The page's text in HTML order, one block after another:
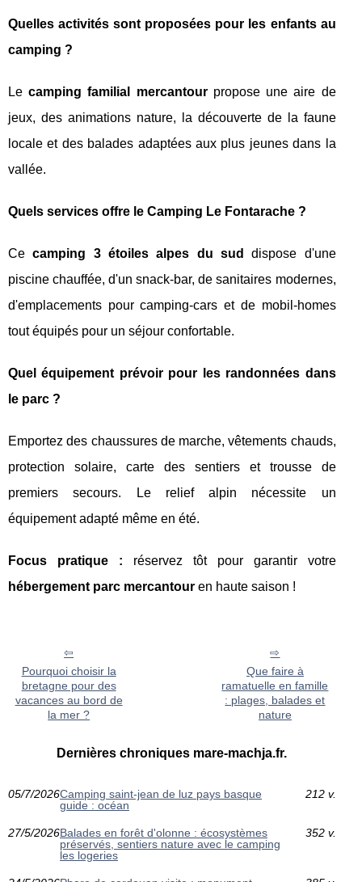
Quelles activités sont proposées pour les enfants au
camping ?
Lecamping familial mercantourpropose une aire de
jeux, des animations nature, la découverte de la faune
locale et des balades adaptées aux plus jeunes dans la
vallée.
Quels services offre le Camping Le Fontarache ?
Cecamping 3 étoiles alpes du sud
dispose d'une
piscine chauffée, d'un snack-bar, de sanitaires modernes,
d'emplacements pour camping-cars et de mobil-homes
tout équipés pour un séjour confortable.
Quel équipement prévoir pour les randonnées dans
le parc ?
Emportez des chaussures de marche, vêtements chauds,
protection solaire, carte des sentiers et trousse de
premiers secours. Le relief alpin nécessite un
équipement adapté même en été.
Focus pratique : réservez tôt pour garantir votre
hébergement parc mercantour en haute saison !
Pourquoi choisir la
bretagne pour des
vacances au bord de
la mer ?
Que faire à
ramatuelle en famille
: plages, balades et
nature
Dernières chroniques mare-machja.fr.
05/7/2026Camping saint-jean de luz pays basque
guide : océan
212 v.
27/5/2026Balades en forêt d'olonne : écosystèmes
préservés, sentiers nature avec le camping
les logeries
352 v.